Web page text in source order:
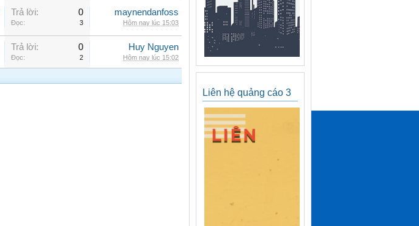
Trả lời: 0
Đọc: 3
maynendanfoss
Hôm nay lúc 15:03
Trả lời: 0
Đọc: 2
Huy Nguyen
Hôm nay lúc 15:02
Liên hệ quảng cáo 3